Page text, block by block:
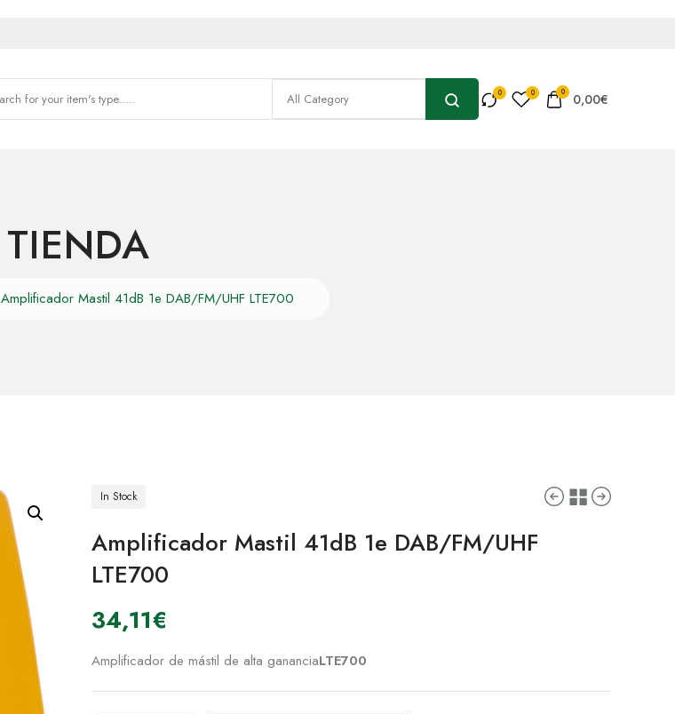
0 0,00€
TIENDA
Amplificador Mastil 41dB 1e DAB/FM/UHF LTE700
In Stock
Amplificador Mastil 41dB 1e DAB/FM/UHF
LTE700
34,11€
Amplificador de mástil de alta gananciaLTE700